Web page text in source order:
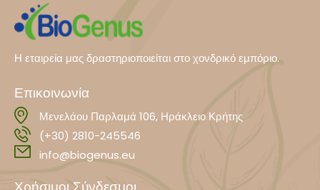
Η εταιρεία μας δραστηριοποιείται στο χονδρικό εμπόριο.
Επικοινωνία
Μενελάου Παρλαμά 106, Ηράκλειο Κρήτης
(+30) 2810-245546
info@biogenus.eu